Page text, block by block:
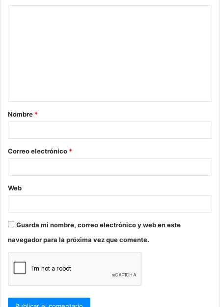
a
r
*
Nombre *
Correo electrónico *
Web
Guarda mi nombre, correo electrónico y web en este
navegador para la próxima vez que comente.